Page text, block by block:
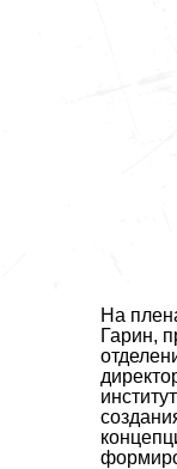
На
Гарин,